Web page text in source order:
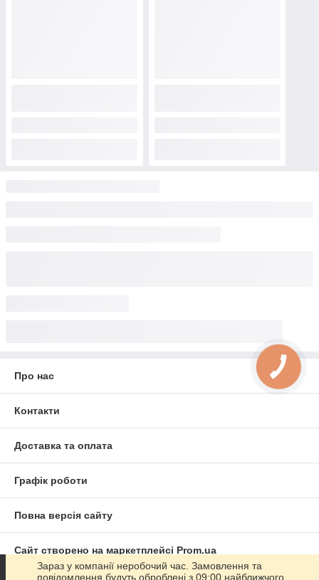
Про нас
Контакти
Доставка та оплата
Графік роботи
Повна версія сайту
Сайт створено на маркетплейсі Prom.ua
Зараз у компанії неробочий час. Замовлення та
повідомлення будуть оброблені з 09:00 найближчого